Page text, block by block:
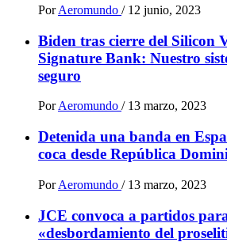
Por Aeromundo / 12 junio, 2023
Biden tras cierre del Silicon
Signature Bank: Nuestro
seguro
PorAeromundo / 13 marzo, 2023
Detenida una banda en
coca desde República
Por Aeromundo / 13 marzo, 2023
JCE convoca a partidos
«desbordamiento del